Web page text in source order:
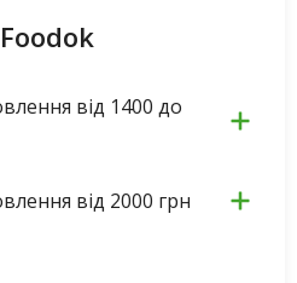
від 1400 до
від 2000 грн